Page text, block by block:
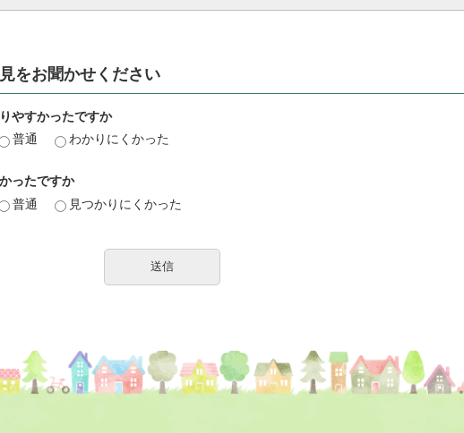
をお聞かせください
やすかったですか
普通 わかりにくかった
ったですか
普通 見つかりにくかった